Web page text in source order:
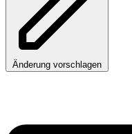
Änderung vorschlagen